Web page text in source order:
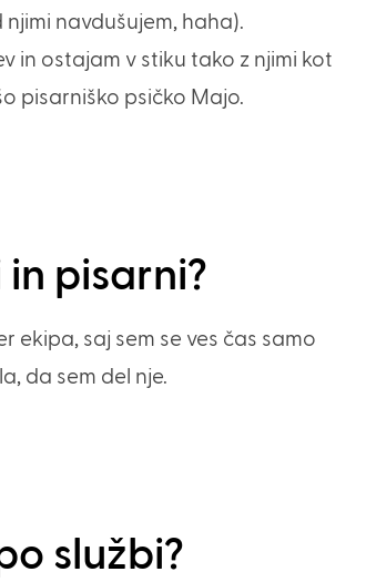
navdušujem, haha).
in ostajam v stiku tako z njimi kot
pisarniško psičko Majo.
pisarni?
ekipa, saj sem se ves čas samo
da sem del nje.
službi?